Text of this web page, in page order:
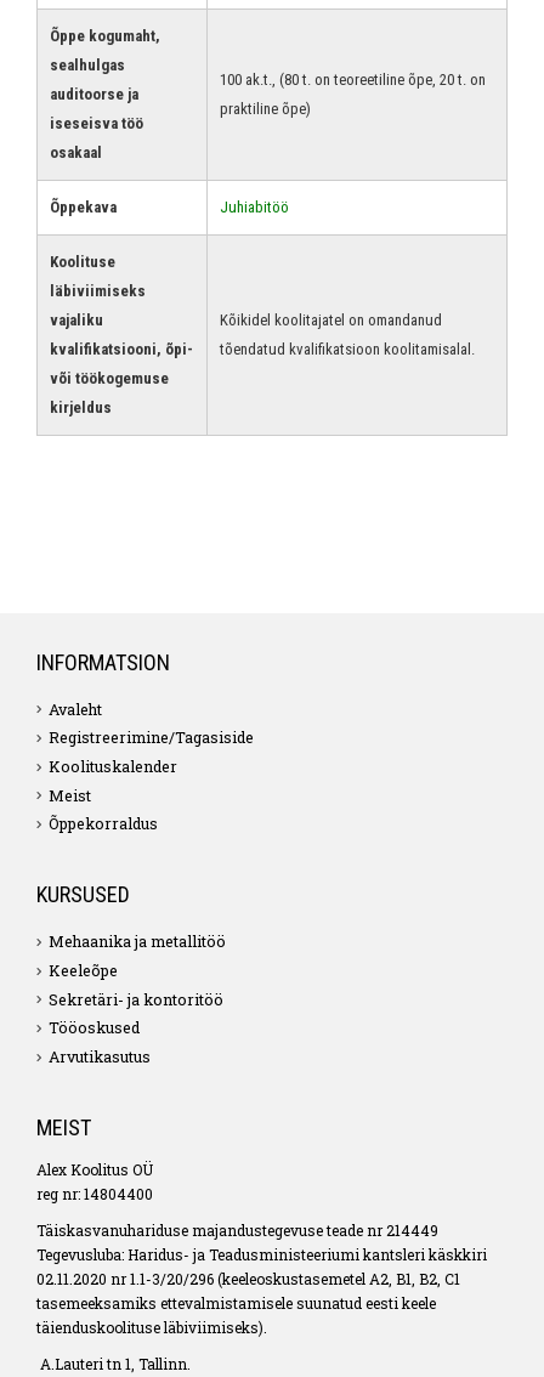
Õppe kogumaht,
sealhulgas
auditoorse ja
iseseisva töö
osakaal
100 ak.t., (80 t. on teoreetiline õpe, 20 t. on
praktiline õpe)
Õppekava Juhiabitöö
Koolituse
läbiviimiseks
vajaliku
kvalifikatsiooni, õpi-
või töökogemuse
kirjeldus
Kõikidel koolitajatel on omandanud
tõendatud kvalifikatsioon koolitamisalal.
INFORMATSION
Avaleht
Registreerimine/Tagasiside
Koolituskalender
Meist
Õppekorraldus
KURSUSED
Mehaanika ja metallitöö
Keeleõpe
Sekretäri- ja kontoritöö
Tööoskused
Arvutikasutus
MEIST
Alex Koolitus OÜ
reg nr: 14804400
Täiskasvanuhariduse majandustegevuse teade nr 214449
Tegevusluba: Haridus- ja Teadusministeeriumi kantsleri käskkiri
02.11.2020 nr 1.1-3/20/296 (keeleoskustasemetel A2, B1, B2, C1
tasemeeksamiks ettevalmistamisele suunatud eesti keele
täienduskoolituse läbiviimiseks).
A.Lauteri tn 1, Tallinn.